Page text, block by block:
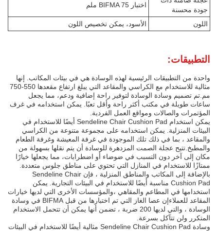
جودة محسنة
اختبار BIFMA 75 ملم
اللون الأسود، يمكن تخصيص اللون
التطبيقات:
واحدة من التطبيقات الرئيسية لهذه الوسادة هي في بيئات المكاتب. إنها
مثالية للاستخدام مع الكراسي والمقاعد التي يبلغ ارتفاع مقعدها 550-750
مم.تم تصميم وسادة الوسادة لتوفير راحة إضافية ودعم، مما يجعل
ساعات طويلة في مكتب أكثر راحة وأقل تعبًا. يمكن استخدامه في غرف
المؤتمرات والصالات ومواقع العمل الفردية.
يمكن استخدام Sendeline Chair Cushion Pad أيضًا للاستخدام في
البيئات المنزلية. يمكن استخدامه على مجموعة متنوعة من الكراسي
والمقاعد ، بما في ذلك تلك الموجودة في غرفة المعيشة وغرفة الطعام
والمطبخ.تتيح عجلة الصمت المزدهرة للوسادة أن يتم نقلها بسهولة من
مكان إلى آخر دون التسبب في ضوضاء أو اضطرابات، مما يجعلها خيارًا
ممتازًا للاستخدام في المنازل التي تحتوي على مناطق جلوس متعددة.
بالإضافة إلى المكاتب والمناطق المنزلية ، فإن Sendeline Chair
Cushion Pad مناسبة أيضًا للاستخدام في البيئات التجارية. يمكن
استخدامها في المطاعم والمقاهي ،والمؤسسات الأخرى التي لديها خيارات
المقاعد للعملاءإن عصا الغاز التي تم اختبارها من قبل BIFMA في وسادة
الوسادة ، والتي لديها 200 ضربة ، تضمن أنها يمكن أن تتحمل الاستخدام
المتكرر ولن تتآكل بسرعة.
وسادة Sendeline Chair Cushion Pad مثالية أيضًا للاستخدام في البيئات